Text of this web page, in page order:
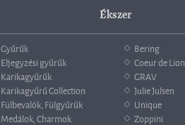
Ékszer
Gyűrűk
Eljegyzési gyűrűk
Karikagyűrűk
Karikagyűrű Collection
Fülbevalók, Fülgyűrűk
Medálok, Charmok
Bering
Coeur de Lion
GRAV
Julie Julsen
Unique
Zoppini